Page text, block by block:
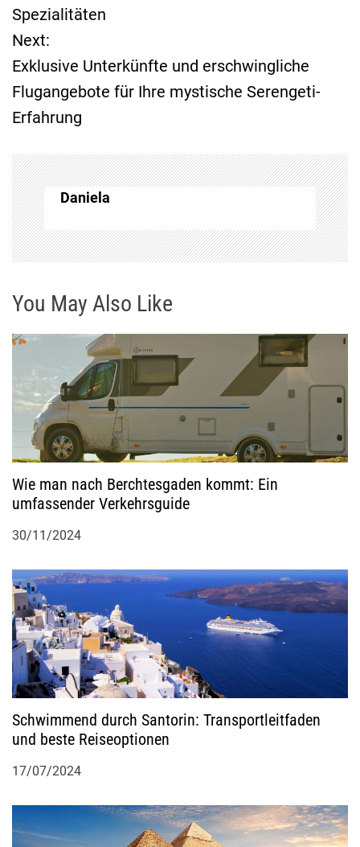
i
t
r
g
s
n
a
v
g
t
n
Spezialitäten
Next:
Exklusive Unterkünfte und erschwingliche
Flugangebote für Ihre mystische Serengeti-
Erfahrung
Daniela
You May Also Like
Wie man nach Berchtesgaden kommt: Ein
umfassender Verkehrsguide
30/11/2024
Schwimmend durch Santorin: Transportleitfaden
und beste Reiseoptionen
17/07/2024